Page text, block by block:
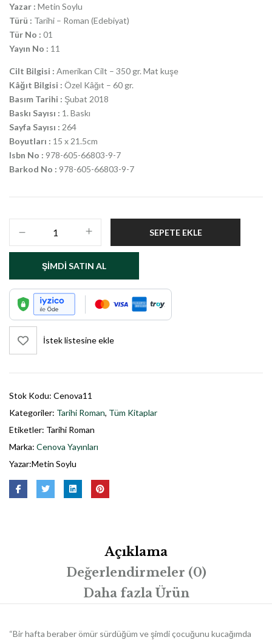
Yazar : Metin Soylu
Türü : Tarihi – Roman (Edebiyat)
Tür No : 01
Yayın No : 11
Cilt Bilgisi : Amerikan Cilt – 350 gr. Mat kuşe
Kâğıt Bilgisi : Özel Kâğıt – 60 gr.
Basım Tarihi : Şubat 2018
Baskı Sayısı : 1. Baskı
Sayfa Sayısı : 264
Boyutları : 15 x 21.5cm
Isbn No : 978-605-66803-9-7
Barkod No : 978-605-66803-9-7
SEPETE EKLE
ŞIMDI SATIN AL
İstek listesine ekle
Stok Kodu: Cenova11
Kategoriler: Tarihi Roman, Tüm Kitaplar
Etiketler: Tarihi Roman
Marka: Cenova Yayınları
Yazar:Metin Soylu
Açıklama
Değerlendirmeler (0)
Daha fazla Ürün
“Bir hafta beraber ömür sürdüğüm ve şimdi çocuğunu kucağımda